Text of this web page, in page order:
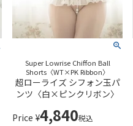
Super Lowrise Chiffon Ball
Shorts〈WT×PK Ribbon〉
超ローライズ シフォン玉パ
ンツ〈白×ピンクリボン〉
Price ¥4,840税込